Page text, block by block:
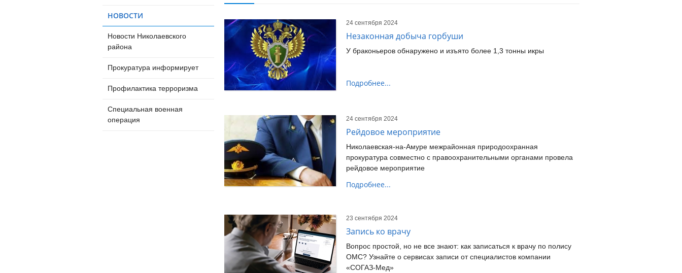
НОВОСТИ
Новости Николаевского
района
Прокуратура информирует
Профилактика терроризма
Специальная военная
операция
24 сентября 2024
Незаконная добыча горбуши
У браконьеров обнаружено и изъято более 1,3 тонны икры
Подробнее...
24 сентября 2024
Рейдовое мероприятие
Николаевская-на-Амуре межрайонная природоохранная
прокуратура совместно с правоохранительными органами провела
рейдовое мероприятие
Подробнее...
23 сентября 2024
Запись ко врачу
Вопрос простой, но не все знают: как записаться к врачу по полису
ОМС? Узнайте о сервисах записи от специалистов компании
«СОГАЗ-Мед»